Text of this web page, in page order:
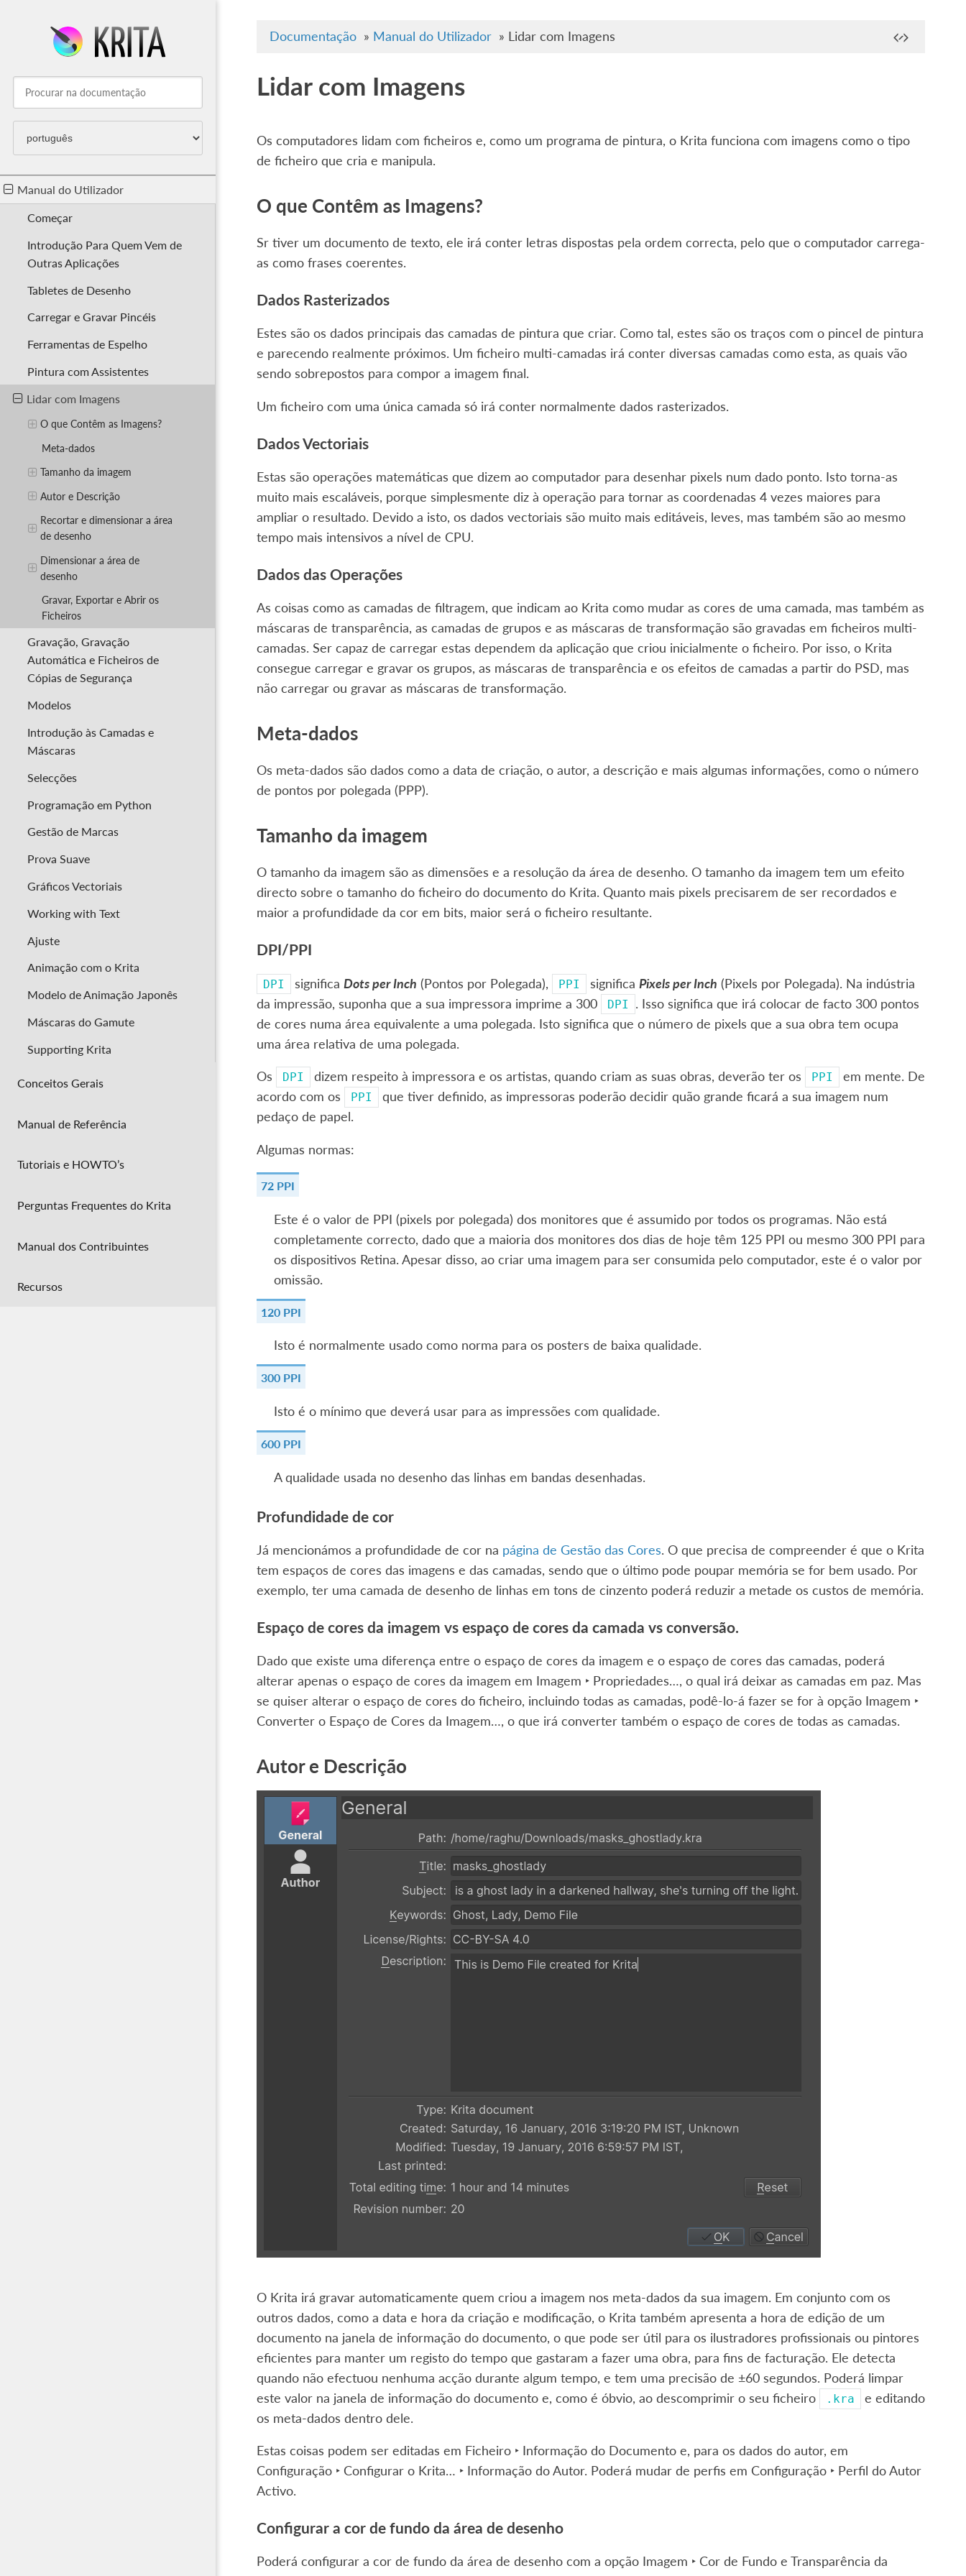
Manual do Utilizador
Começar
Introdução Para Quem Vem de
Outras Aplicações
Tabletes de Desenho
Carregar e Gravar Pincéis
Ferramentas de Espelho
Pintura com Assistentes
Lidar com Imagens
O que Contêm as Imagens?
Meta-dados
Tamanho da imagem
Autor e Descrição
Recortar e dimensionar a área
de desenho
Dimensionar a área de
desenho
Gravar, Exportar e Abrir os
Ficheiros
Gravação, Gravação
Automática e Ficheiros de
Cópias de Segurança
Modelos
Introdução às Camadas e
Máscaras
Selecções
Programação em Python
Gestão de Marcas
Prova Suave
Gráficos Vectoriais
Working with Text
Ajuste
Animação com o Krita
Modelo de Animação Japonês
Máscaras do Gamute
Supporting Krita
Conceitos Gerais
Manual de Referência
Tutoriais e HOWTO’s
Perguntas Frequentes do Krita
Manual dos Contribuintes
Recursos
Documentação » Manual do Utilizador » Lidar com Imagens
Lidar com Imagens
Os computadores lidam com ficheiros e, como um programa de pintura, o Krita funciona com imagens como o tipo
de ficheiro que cria e manipula.
O que Contêm as Imagens?
Sr tiver um documento de texto, ele irá conter letras dispostas pela ordem correcta, pelo que o computador carrega-
as como frases coerentes.
Dados Rasterizados
Estes são os dados principais das camadas de pintura que criar. Como tal, estes são os traços com o pincel de pintura
e parecendo realmente próximos. Um ficheiro multi-camadas irá conter diversas camadas como esta, as quais vão
sendo sobrepostos para compor a imagem final.
Um ficheiro com uma única camada só irá conter normalmente dados rasterizados.
Dados Vectoriais
Estas são operações matemáticas que dizem ao computador para desenhar pixels num dado ponto. Isto torna-as
muito mais escaláveis, porque simplesmente diz à operação para tornar as coordenadas 4 vezes maiores para
ampliar o resultado. Devido a isto, os dados vectoriais são muito mais editáveis, leves, mas também são ao mesmo
tempo mais intensivos a nível de CPU.
Dados das Operações
As coisas como as camadas de filtragem, que indicam ao Krita como mudar as cores de uma camada, mas também as
máscaras de transparência, as camadas de grupos e as máscaras de transformação são gravadas em ficheiros multi-
camadas. Ser capaz de carregar estas dependem da aplicação que criou inicialmente o ficheiro. Por isso, o Krita
consegue carregar e gravar os grupos, as máscaras de transparência e os efeitos de camadas a partir do PSD, mas
não carregar ou gravar as máscaras de transformação.
Meta-dados
Os meta-dados são dados como a data de criação, o autor, a descrição e mais algumas informações, como o número
de pontos por polegada (PPP).
Tamanho da imagem
O tamanho da imagem são as dimensões e a resolução da área de desenho. O tamanho da imagem tem um efeito
directo sobre o tamanho do ficheiro do documento do Krita. Quanto mais pixels precisarem de ser recordados e
maior a profundidade da cor em bits, maior será o ficheiro resultante.
DPI/PPI
DPI significa Dots per Inch (Pontos por Polegada), PPI significa Pixels per Inch (Pixels por Polegada). Na indústria
da impressão, suponha que a sua impressora imprime a 300
DPI
. Isso significa que irá colocar de facto 300 pontos
de cores numa área equivalente a uma polegada. Isto significa que o número de pixels que a sua obra tem ocupa
uma área relativa de uma polegada.
Os DPI dizem respeito à impressora e os artistas, quando criam as suas obras, deverão ter os PPI
em mente. De
acordo com os
PPI
que tiver definido, as impressoras poderão decidir quão grande ficará a sua imagem num
pedaço de papel.
Algumas normas:
72 PPI
Este é o valor de PPI (pixels por polegada) dos monitores que é assumido por todos os programas. Não está
completamente correcto, dado que a maioria dos monitores dos dias de hoje têm 125 PPI ou mesmo 300 PPI para
os dispositivos Retina. Apesar disso, ao criar uma imagem para ser consumida pelo computador, este é o valor por
omissão.
120 PPI
Isto é normalmente usado como norma para os posters de baixa qualidade.
300 PPI
Isto é o mínimo que deverá usar para as impressões com qualidade.
600 PPI
A qualidade usada no desenho das linhas em bandas desenhadas.
Profundidade de cor
Já mencionámos a profundidade de cor na página de Gestão das Cores. O que precisa de compreender é que o Krita
tem espaços de cores das imagens e das camadas, sendo que o último pode poupar memória se for bem usado. Por
exemplo, ter uma camada de desenho de linhas em tons de cinzento poderá reduzir a metade os custos de memória.
Espaço de cores da imagem vs espaço de cores da camada vs conversão.
Dado que existe uma diferença entre o espaço de cores da imagem e o espaço de cores das camadas, poderá
alterar apenas o espaço de cores da imagem em Imagem ‣ Propriedades…, o qual irá deixar as camadas em paz. Mas
se quiser alterar o espaço de cores do ficheiro, incluindo todas as camadas, podê-lo-á fazer se for à opção Imagem ‣
Converter o Espaço de Cores da Imagem…, o que irá converter também o espaço de cores de todas as camadas.
Autor e Descrição
O Krita irá gravar automaticamente quem criou a imagem nos meta-dados da sua imagem. Em conjunto com os
outros dados, como a data e hora da criação e modificação, o Krita também apresenta a hora de edição de um
documento na janela de informação do documento, o que pode ser útil para os ilustradores profissionais ou pintores
eficientes para manter um registo do tempo que gastaram a fazer uma obra, para fins de facturação. Ele detecta
quando não efectuou nenhuma acção durante algum tempo, e tem uma precisão de ±60 segundos. Poderá limpar
este valor na janela de informação do documento e, como é óbvio, ao descomprimir o seu ficheiro
.kra
e editando
os meta-dados dentro dele.
Estas coisas podem ser editadas em Ficheiro ‣ Informação do Documentoe, para os dados do autor, em
Configuração ‣ Configurar o Krita… ‣ Informação do Autor. Poderá mudar de perfis em Configuração ‣ Perfil do Autor
Activo.
Configurar a cor de fundo da área de desenho
Poderá configurar a cor de fundo da área de desenho com a opção Imagem ‣ Cor de Fundo e Transparência da